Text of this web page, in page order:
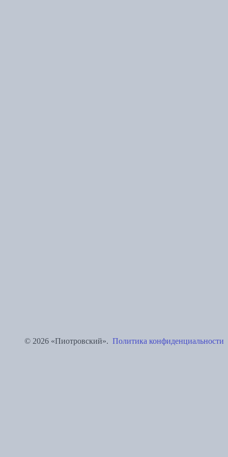
© 2026 «Пиотровский». Политика конфиденциальности